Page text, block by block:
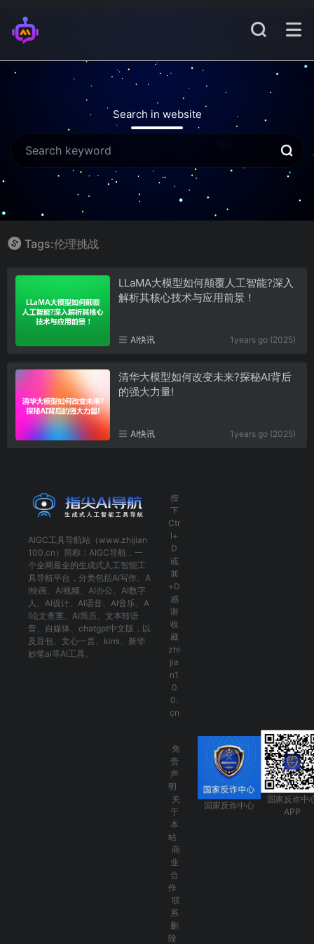
Search in website
Tags:伦理挑战
LLaMA大模型如何颠覆人工智能?深入
解析其核心技术与应用前景！
AI快讯 1years go (2025)
清华大模型如何改变未来?探秘AI背后
的强大力量!
AI快讯 1years go (2025)
AIGC工具导航站（www.zhijian
100.cn）简称： AIGC导航 ，一
个全网最全的生成式人工智能工
具导航平台，分类包括AI写作 、 A
I绘画 、 AI视频 、 AI办公 、 AI数字
人 、 AI设计、 AI语音、 AI音乐、 A
I论文查重 、 AI简历 、 文本转语
音、 自媒体 、 chatgpt中文版 ，以
及 豆包、 文心一言 、 kimi 、 新华
妙笔ai等AI工具。
按
下
Ctr
l+
D
或
⌘
+D
感
谢
收
藏
zhi
jia
n1
0
0.
cn
免
责
声
明
关
于
本
站
商
业
合
作
联
系
删
除
国家反诈中心
国家反诈中
APP